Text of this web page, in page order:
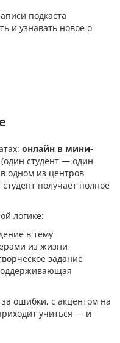
подкаста
и узнавать новое о
онлайн в мини-
(один студент — один
в одном из центров
получает полное
логике:
в тему
из жизни
задание
ошибки, с акцентом на
учиться — и